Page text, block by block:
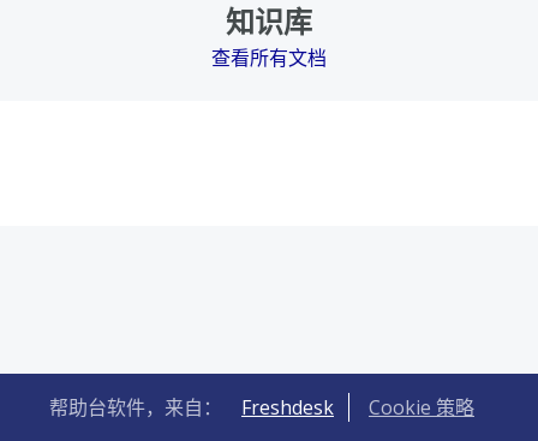
知识库
查看所有文档
帮助台软件，来自： Freshdesk Cookie 策略